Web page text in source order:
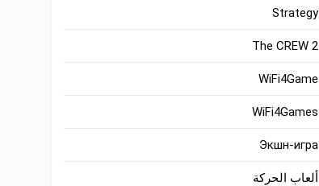
Strategy
The CREW 2
WiFi4Game
WiFi4Games
Экшн-игра
ألعاب الحركة